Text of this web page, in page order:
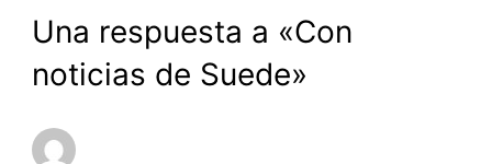
Una respuesta a «Con
noticias de Suede»